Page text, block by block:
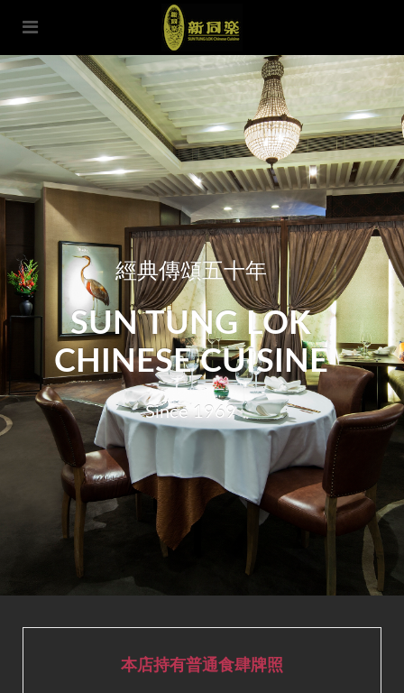
經典傳頌五十年
SUN TUNG LOK
CHINESE CUISINE
Since 1969
本店持有普通食肆牌照